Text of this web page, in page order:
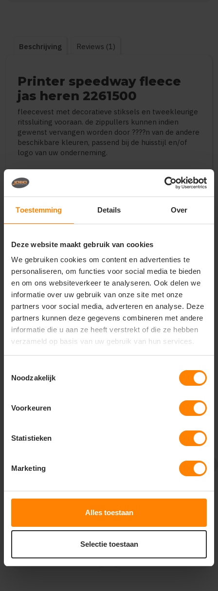
Toestemming Details Over
Deze website maakt gebruik van cookies
We gebruiken cookies om content en advertenties te
personaliseren, om functies voor social media te bieden
en om ons websiteverkeer te analyseren. Ook delen we
informatie over uw gebruik van onze site met onze
partners voor social media, adverteren en analyse. Deze
partners kunnen deze gegevens combineren met andere
informatie die u aan ze heeft verstrekt of die ze hebben
verzameld op basis van uw gebruik van hun services.
Noodzakelijk
Voorkeuren
Statistieken
Marketing
Alles toestaan
Selectie toestaan
Beschrijving Reviews (1)
Printer speedway fleece
jas heren 2261500
fleecevest met decoratieve stiksels en tweekleurige
ritssluiting vooraan. de zippullers kunnen indien
gewenst vervangen worden door ????n van de andere
beschikbare kleuren, passend bij de huisstijl en/of
logo van uw onderneming.
op met onze
klantenservice
call +31(0)418 511 972
mail info@jobopromotions.nl
store Bezoek onze showroom:
Provincialeweg 59 - Velddriel
Dit vind je misschien ook leuk
Items van productcarrousel
printer speedway
De beoordeling van dit product is5van de 5
Snelle levering (tot binnen 48u)
3096
bodywarmer heren
Meer stuks = meer korting
Snelle levering (tot binnen 48u)
5890